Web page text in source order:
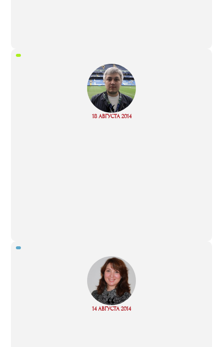
“
18 АВГУСТА 2014
Read
“
14 АВГУСТА 2014
Read